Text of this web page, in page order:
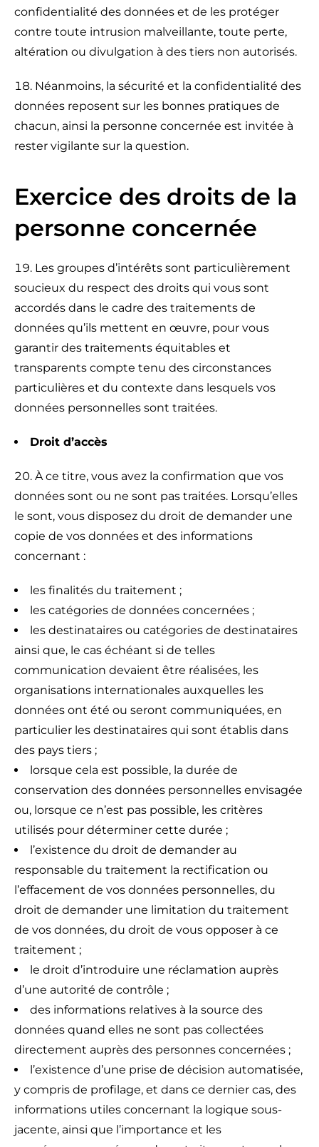
confidentialité des données et de les protéger
contre toute intrusion malveillante, toute perte,
altération ou divulgation à des tiers non autorisés.
Néanmoins, la sécurité et la confidentialité des
données reposent sur les bonnes pratiques de
chacun, ainsi la personne concernée est invitée à
rester vigilante sur la question.
Exercice des droits de la
personne concernée
Les groupes d’intérêts sont particulièrement
soucieux du respect des droits qui vous sont
accordés dans le cadre des traitements de
données qu’ils mettent en œuvre, pour vous
garantir des traitements équitables et
transparents compte tenu des circonstances
particulières et du contexte dans lesquels vos
données personnelles sont traitées.
Droit d’accès
À ce titre, vous avez la confirmation que vos
données sont ou ne sont pas traitées. Lorsqu’elles
le sont, vous disposez du droit de demander une
copie de vos données et des informations
concernant :
les finalités du traitement ;
les catégories de données concernées ;
les destinataires ou catégories de destinataires
ainsi que, le cas échéant si de telles
communication devaient être réalisées, les
organisations internationales auxquelles les
données ont été ou seront communiquées, en
particulier les destinataires qui sont établis dans
des pays tiers ;
lorsque cela est possible, la durée de
conservation des données personnelles envisagée
ou, lorsque ce n’est pas possible, les critères
utilisés pour déterminer cette durée ;
l’existence du droit de demander au
responsable du traitement la rectification ou
l’effacement de vos données personnelles, du
droit de demander une limitation du traitement
de vos données, du droit de vous opposer à ce
traitement ;
le droit d’introduire une réclamation auprès
d’une autorité de contrôle ;
des informations relatives à la source des
données quand elles ne sont pas collectées
directement auprès des personnes concernées ;
l’existence d’une prise de décision automatisée,
y compris de profilage, et dans ce dernier cas, des
informations utiles concernant la logique sous-
jacente, ainsi que l’importance et les